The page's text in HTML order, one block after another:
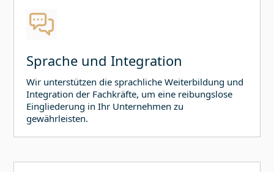
Sprache und Integration
Wir unterstützen die sprachliche Weiterbildung und
Integration der Fachkräfte, um eine reibungslose
Eingliederung in Ihr Unternehmen zu
gewährleisten.